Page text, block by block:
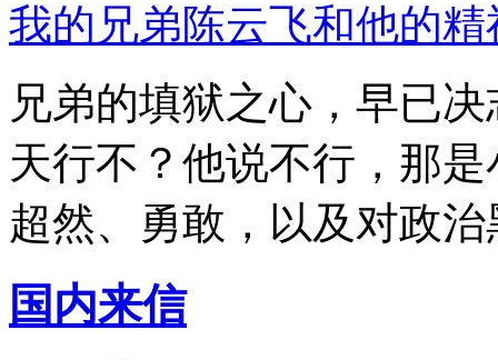
我的兄弟陈云飞和他的
兄弟的填狱之心，早已
天行不？他说不行，那
超然、勇敢，以及对政
国内来信